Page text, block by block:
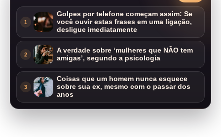
1
Golpes por telefone começam assim: Se
você ouvir estas frases em uma ligação,
desligue imediatamente
2
A verdade sobre ‘mulheres que NÃO tem
amigas’, segundo a psicologia
3
Coisas que um homem nunca esquece
sobre sua ex, mesmo com o passar dos
anos